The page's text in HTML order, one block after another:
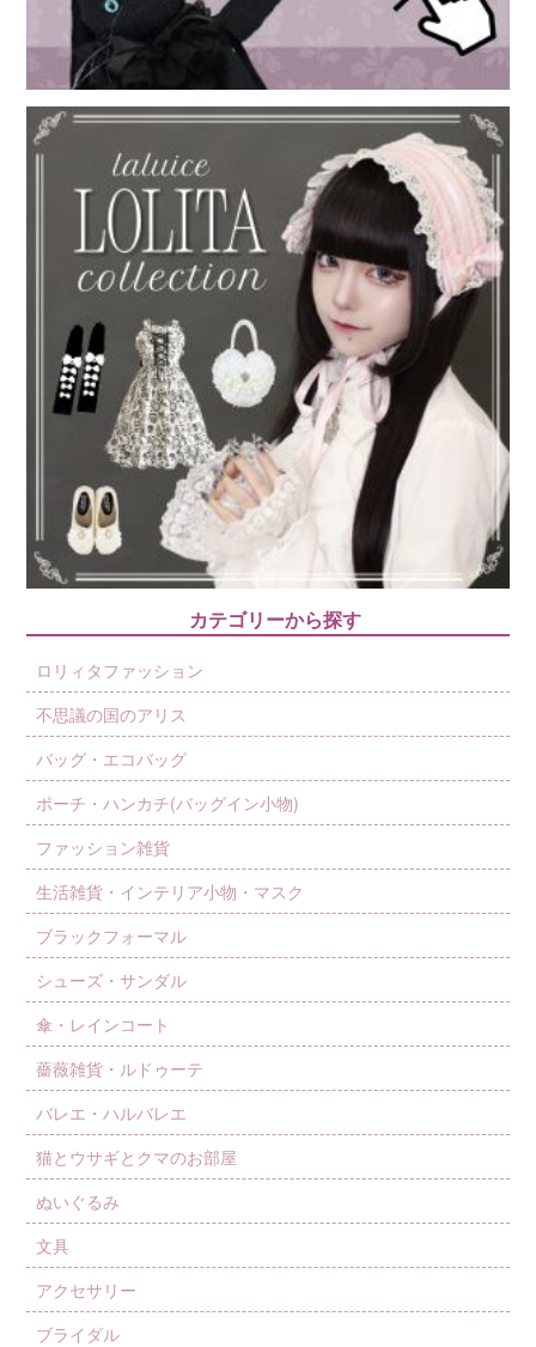
カテゴリーから探す
ロリィタファッション
不思議の国のアリス
バッグ・エコバッグ
ポーチ・ハンカチ(バッグイン小物)
ファッション雑貨
生活雑貨・インテリア小物・マスク
ブラックフォーマル
シューズ・サンダル
傘・レインコート
薔薇雑貨・ルドゥーテ
バレエ・ハルバレエ
猫とウサギとクマのお部屋
ぬいぐるみ
文具
アクセサリー
ブライダル